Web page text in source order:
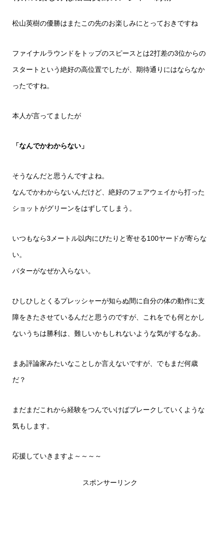
松山英樹の優勝はまたこの先のお楽しみにとっておきですね
ファイナルラウンドをトップのスピースとは2打差の3位からの
スタートという絶好の高位置でしたが、期待通りにはならなか
ったですね。
本人が言ってましたが
「なんでかわからない」
そうなんだと思うんですよね。
なんでかわからないんだけど、絶好のフェアウェイから打った
ショットがグリーンをはずしてしまう。
いつもなら3メートル以内にぴたりと寄せる100ヤードが寄らな
い。
パターがなぜか入らない。
ひしひしとくるプレッシャーが知らぬ間に自分の体の動作に支
障をきたさせているんだと思うのですが、これをでも何とかし
ないうちは勝利は、難しいかもしれないような気がするなあ。
まあ評論家みたいなことしか言えないですが、でもまだ何歳
だ？
まだまだこれから経験をつんでいけばブレークしていくような
気もします。
応援していきますよ～～～～
スポンサーリンク